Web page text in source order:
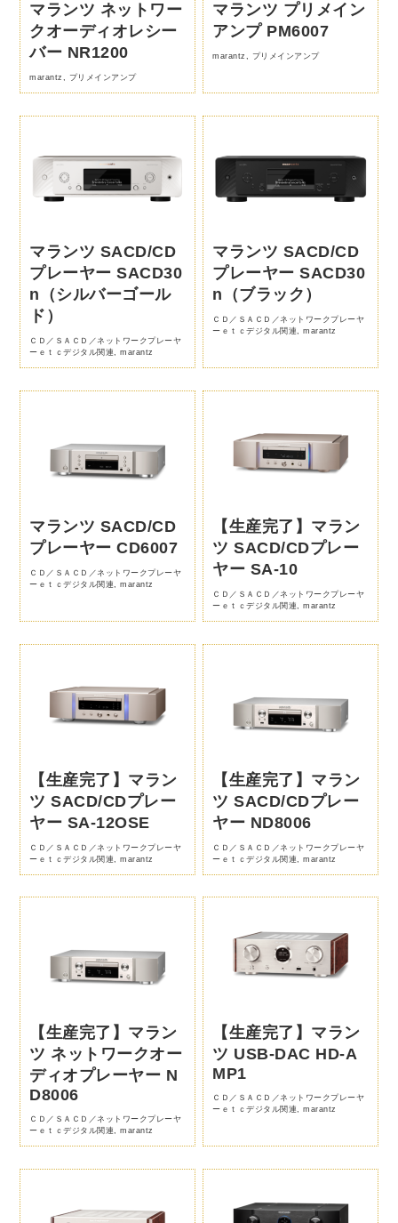
マランツ ネットワー
クオーディオレシー
バー NR1200
marantz , プリメインアンプ
マランツ プリメイン
アンプ PM6007
marantz , プリメインアンプ
マランツ SACD/CD
プレーヤー SACD30
n（シルバーゴール
ド）
ＣＤ／ＳＡＣＤ／ネットワークプレーヤ
ーｅｔｃデジタル関連,marantz
マランツ SACD/CD
プレーヤー SACD30
n（ブラック）
ＣＤ／ＳＡＣＤ／ネットワークプレーヤ
ーｅｔｃデジタル関連,marantz
マランツ SACD/CD
プレーヤー CD6007
ＣＤ／ＳＡＣＤ／ネットワークプレーヤ
ーｅｔｃデジタル関連
,marantz
【生産完了】マラン
ツ SACD/CDプレー
ヤー SA-10
ＣＤ／ＳＡＣＤ／ネットワークプレーヤ
ーｅｔｃデジタル関連
,marantz
【生産完了】マラン
ツ SACD/CDプレー
ヤー SA-12OSE
ＣＤ／ＳＡＣＤ／ネットワークプレーヤ
ーｅｔｃデジタル関連
,marantz
【生産完了】マラン
ツ SACD/CDプレー
ヤー ND8006
ＣＤ／ＳＡＣＤ／ネットワークプレーヤ
ーｅｔｃデジタル関連
,marantz
【生産完了】マラン
ツ ネットワークオー
ディオプレーヤー N
D8006
ＣＤ／ＳＡＣＤ／ネットワークプレーヤ
ーｅｔｃデジタル関連,marantz
【生産完了】マラン
ツ USB-DAC HD-A
MP1
ＣＤ／ＳＡＣＤ／ネットワークプレーヤ
ーｅｔｃデジタル関連,marantz